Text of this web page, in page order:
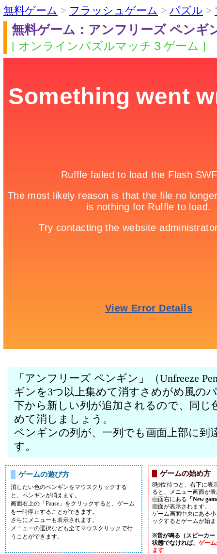
無料ゲーム > フラッシュゲーム > パズル >
無料ゲーム：アンフリーズ ペンギ
[ オンラインパズルマッチ３ゲーム ]
「アンフリーズ ペンギン」（Unfreeze
ギンを3つ以上集めて消すさめがめ風の
下から新しい列が追加されるので、同じ
めて消しましょう。
ペンギンの列が、一列でも画面上部に到
す。
ゲームの遊び方
消したい色のペンギンをマウスクリックする
と、ペンギンが消えます。
画面右上の「Pause」をクリックすると、ゲーム
を一時停止することができます。
さらにメニューも表示されます。
メニューの選択なども全てマウスクリックで行
うことができます。
ゲームの始め方
8秒位待つと、右下に表
ると、メニュー画面が
画面右にある 「New
画面が表示されます。
ゲーム画面中央にある
ックするとゲームが始
※音が鳴る（スピーカー
状態でなければ、 ゲー
ます